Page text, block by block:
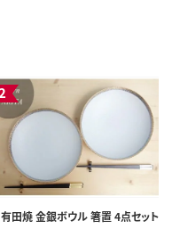
有田焼 金銀ボウル 箸置 4点セット